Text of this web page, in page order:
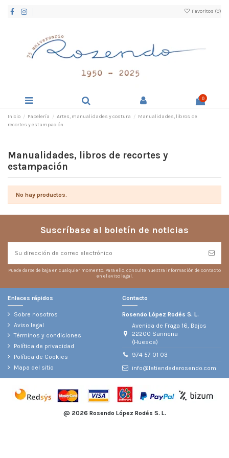
Favoritos (0)
0
Inicio Papelería Artes, manualidades y costura
Manualidades, libros de
recortes y estampación
Manualidades, libros de recortes y
estampación
No hay productos.
Suscríbase al boletín de noticias
Puede darse de baja en cualquier momento. Para ello, consulte nuestra información de contacto
en el aviso legal.
Enlaces rápidos
Sobre nosotros
Aviso legal
Términos y condiciones
Política de privacidad
Política de Cookies
Mapa del sitio
Contacto
Rosendo López Rodés S. L.
Avenida de Fraga 16, Bajos
22200 Sariñena
(Huesca)
974 57 01 03
info@latiendaderosendo.com
@ 2026 Rosendo López Rodés S. L.